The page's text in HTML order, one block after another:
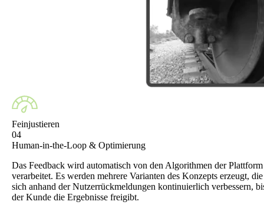
Feinjustieren
04
Human-in-the-Loop & Optimierung
Das Feedback wird automatisch von den Algorithmen der Plattform
verarbeitet. Es werden mehrere Varianten des Konzepts erzeugt, die
sich anhand der Nutzerrückmeldungen kontinuierlich verbessern,
der Kunde die Ergebnisse freigibt.